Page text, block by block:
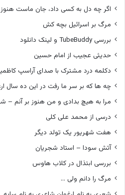
اگر چه دل به کسی داد، جان ماست هنوز
مرگ بر اسرائیل بچه کش
بررسی TubeBuddy و لینک دانلود
حدیثی عجیب از امام حسین
دکلمه درد مشترک با صدای آراسپ
چه ها که بر سر ما رفت در این ده سال
مرا به هیچ بدادی و من هنوز بر آنم –
درسی از محمد علی کلی
هفت شهریور یک تولد دیگر
آتش سودا – استاد شجریان
بررسی ابتذال در کلاب هاوس
مرگ را دانم ولی …